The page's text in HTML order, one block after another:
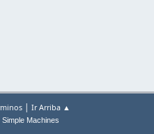
| Ir Arriba ▲
Simple Machines